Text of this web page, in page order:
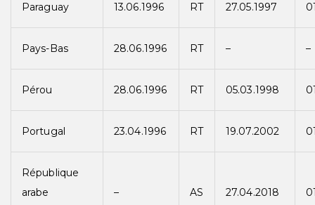
Paraguay 13.06.1996 RT 27.05.1997
Pays-Bas 28.06.1996 RT – –
Pérou 28.06.1996 RT 05.03.1998
Portugal 23.04.1996 RT 19.07.2002
République
arabe
– AS 27.04.2018